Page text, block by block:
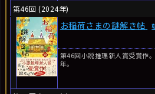
第46回 (2024年)
お稲荷さまの謎解き帖
第46回小説推理新人賞受賞作
年。